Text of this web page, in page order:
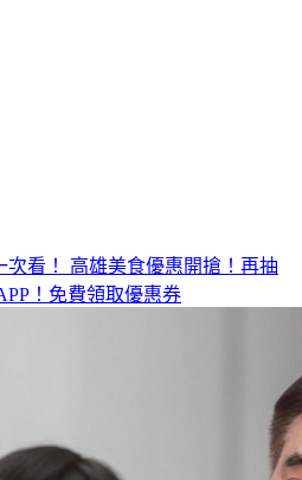
！免費領取優惠券